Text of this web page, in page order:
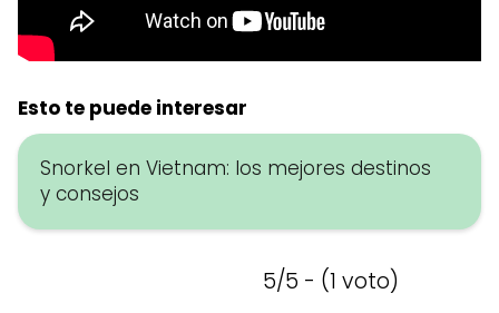
Esto te puede interesar
Snorkel en Vietnam: los mejores destinos
y consejos
5/5 - (1 voto)